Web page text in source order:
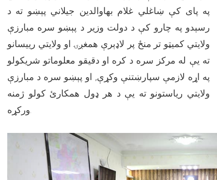
په پای کې ښاغلي غلام بهاوالدین جیلاني پېښو ته د
رسېدو په چارو کې د دولت وزیر د پېښو سره مبارزې
ولایتي کمیټو تر منځ پر لاډېرې همغږۍ او ولایتي رییسانو
ته یې له مرکز سره د کره او دقیقو معلوماتو شریکولو
په اړه لازمې سپارښتنې وکړې, او پېښو سره د مبارزې
ولایتي ریاستونو ته یې د هر ډول همکارئ کولو ژمنه
ورکړه.